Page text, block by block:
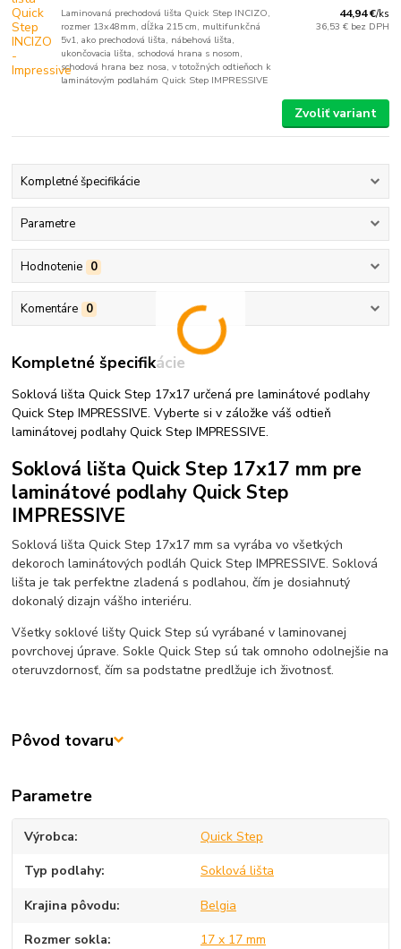
Laminovaná prechodová lišta Quick Step INCIZO,
rozmer 13x48mm, dĺžka 215 cm, multifunkčná
5v1, ako prechodová lišta, nábehová lišta,
ukončovacia lišta, schodová hrana s nosom,
schodová hrana bez nosa, v totožných odtieňoch k
laminátovým podlahám Quick Step IMPRESSIVE
44,94 €/ks
36,53 € bez DPH
Zvoliť variant
Kompletné špecifikácie
Parametre
Hodnotenie 0
Komentáre 0
Kompletné špecifikácie
Soklová lišta Quick Step 17x17 určená pre laminátové podlahy
Quick Step IMPRESSIVE. Vyberte si v záložke váš odtieň
laminátovej podlahy Quick Step IMPRESSIVE.
Soklová lišta Quick Step 17x17 mm pre
laminátové podlahy Quick Step
IMPRESSIVE
Soklová lišta Quick Step 17x17 mm sa vyrába vo všetkých
dekoroch laminátových podláh Quick Step IMPRESSIVE. Soklová
lišta je tak perfektne zladená s podlahou, čím je dosiahnutý
dokonalý dizajn vášho interiéru.
Všetky soklové lišty Quick Step sú vyrábané v laminovanej
povrchovej úprave. Sokle Quick Step sú tak omnoho odolnejšie na
oteruvzdornosť, čím sa podstatne predlžuje ich životnosť.
Pôvod tovaru
Parametre
Výrobca Quick Step
Typ podlahy Soklová lišta
Krajina pôvodu Belgia
Rozmer sokla 17 x 17 mm